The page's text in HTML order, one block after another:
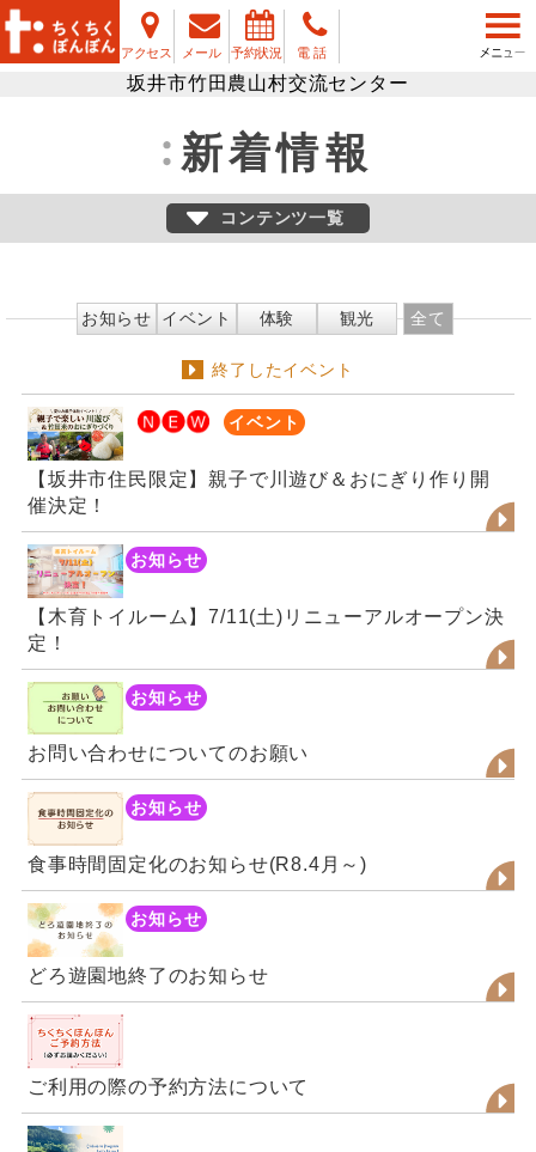
アクセス メール 予約状況 電 話
坂井市竹田農山村交流センター
新着情報
コンテンツ一覧
お知らせ イベント 体験 観光 全て
終了したイベント
イベント
【坂井市住民限定】親子で川遊び＆おにぎり作り開
催決定！
お知らせ
【木育トイルーム】7/11(土)リニューアルオープン決
定！
お知らせ
お問い合わせについてのお願い
お知らせ
食事時間固定化のお知らせ(R8.4月～)
お知らせ
どろ遊園地終了のお知らせ
ご利用の際の予約方法について